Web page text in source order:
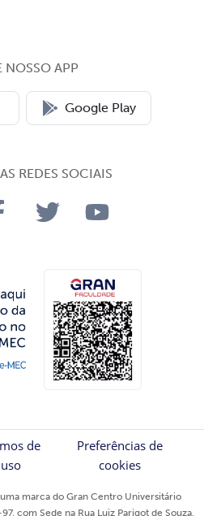
NOSSO APP
Google Play
REDES SOCIAIS
de
uso
Preferências de
cookies
marca do Gran Centro Universitário
com Sede na Rua Luiz Parigot de Souza,